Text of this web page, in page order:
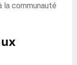
la communauté